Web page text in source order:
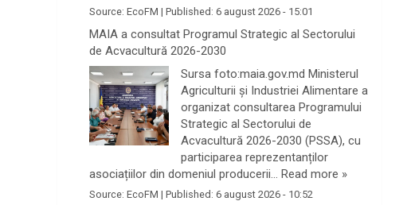
Source:EcoFM |Published:6 august 2026 - 15:01
MAIA a consultat Programul Strategic al Sectorului
de Acvacultură 2026-2030
Sursa foto:maia.gov.md Ministerul
Agriculturii și Industriei Alimentare a
organizat consultarea Programului
Strategic al Sectorului de
Acvacultură 2026-2030 (PSSA), cu
participarea reprezentanților
asociațiilor din domeniul producerii…Read more »
Source:EcoFM |Published:6 august 2026 - 10:52